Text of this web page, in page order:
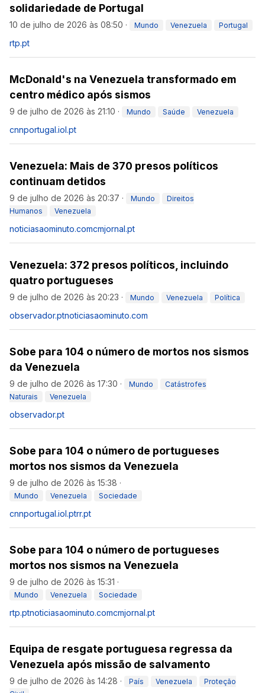
solidariedade de Portugal
10 de julho de 2026 às 08:50 · Mundo Venezuela Portugal
rtp.pt
McDonald's na Venezuela transformado em
centro médico após sismos
9 de julho de 2026 às 21:10 · Mundo Saúde Venezuela
cnnportugal.iol.pt
Venezuela: Mais de 370 presos políticos
continuam detidos
9 de julho de 2026 às 20:37 · Mundo
Direitos
Humanos
Venezuela
noticiasaominuto.comcmjornal.pt
Venezuela: 372 presos políticos, incluindo
quatro portugueses
9 de julho de 2026 às 20:23 · Mundo Venezuela Política
observador.ptnoticiasaominuto.com
Sobe para 104 o número de mortos nos sismos
da Venezuela
9 de julho de 2026 às 17:30 · Mundo
Catástrofes
Naturais
Venezuela
observador.pt
Sobe para 104 o número de portugueses
mortos nos sismos da Venezuela
9 de julho de 2026 às 15:38 ·
Mundo Venezuela Sociedade
cnnportugal.iol.ptrr.pt
Sobe para 104 o número de portugueses
mortos nos sismos na Venezuela
9 de julho de 2026 às 15:31 ·
Mundo Venezuela Sociedade
rtp.ptnoticiasaominuto.comcmjornal.pt
Equipa de resgate portuguesa regressa da
Venezuela após missão de salvamento
9 de julho de 2026 às 14:28 · País Venezuela
Proteção